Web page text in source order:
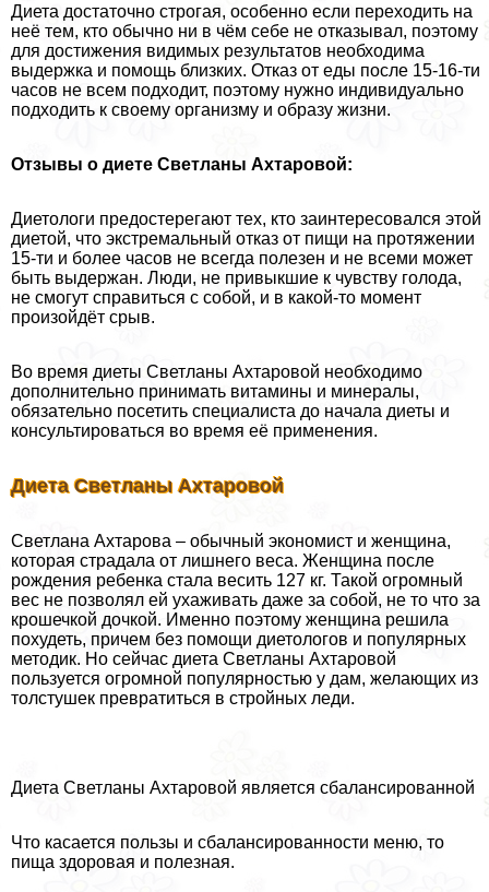
Диета достаточно строгая, особенно если переходить на
неё тем, кто обычно ни в чём себе не отказывал, поэтому
для достижения видимых результатов необходима
выдержка и помощь близких. Отказ от еды после 15-16-ти
часов не всем подходит, поэтому нужно индивидуально
подходить к своему организму и образу жизни.
Отзывы о диете Светланы Ахтаровой:
Диетологи предостерегают тех, кто заинтересовался этой
диетой, что экстремальный отказ от пищи на протяжении
15-ти и более часов не всегда полезен и не всеми может
быть выдержан. Люди, не привыкшие к чувству голода,
не смогут справиться с собой, и в какой-то момент
произойдёт срыв.
Во время диеты Светланы Ахтаровой необходимо
дополнительно принимать витамины и минералы,
обязательно посетить специалиста до начала диеты и
консультироваться во время её применения.
Диета Светланы Ахтаровой
Светлана Ахтарова – обычный экономист и женщина,
которая страдала от лишнего веса. Женщина после
рождения ребенка стала весить 127 кг. Такой огромный
вес не позволял ей ухаживать даже за собой, не то что за
крошечкой дочкой. Именно поэтому женщина решила
похудеть, причем без помощи диетологов и популярных
методик. Но сейчас диета Светланы Ахтаровой
пользуется огромной популярностью у дам, желающих из
толстушек превратиться в стройных леди.
Диета Светланы Ахтаровой является сбалансированной
Что касается пользы и сбалансированности меню, то
пища здоровая и полезная.